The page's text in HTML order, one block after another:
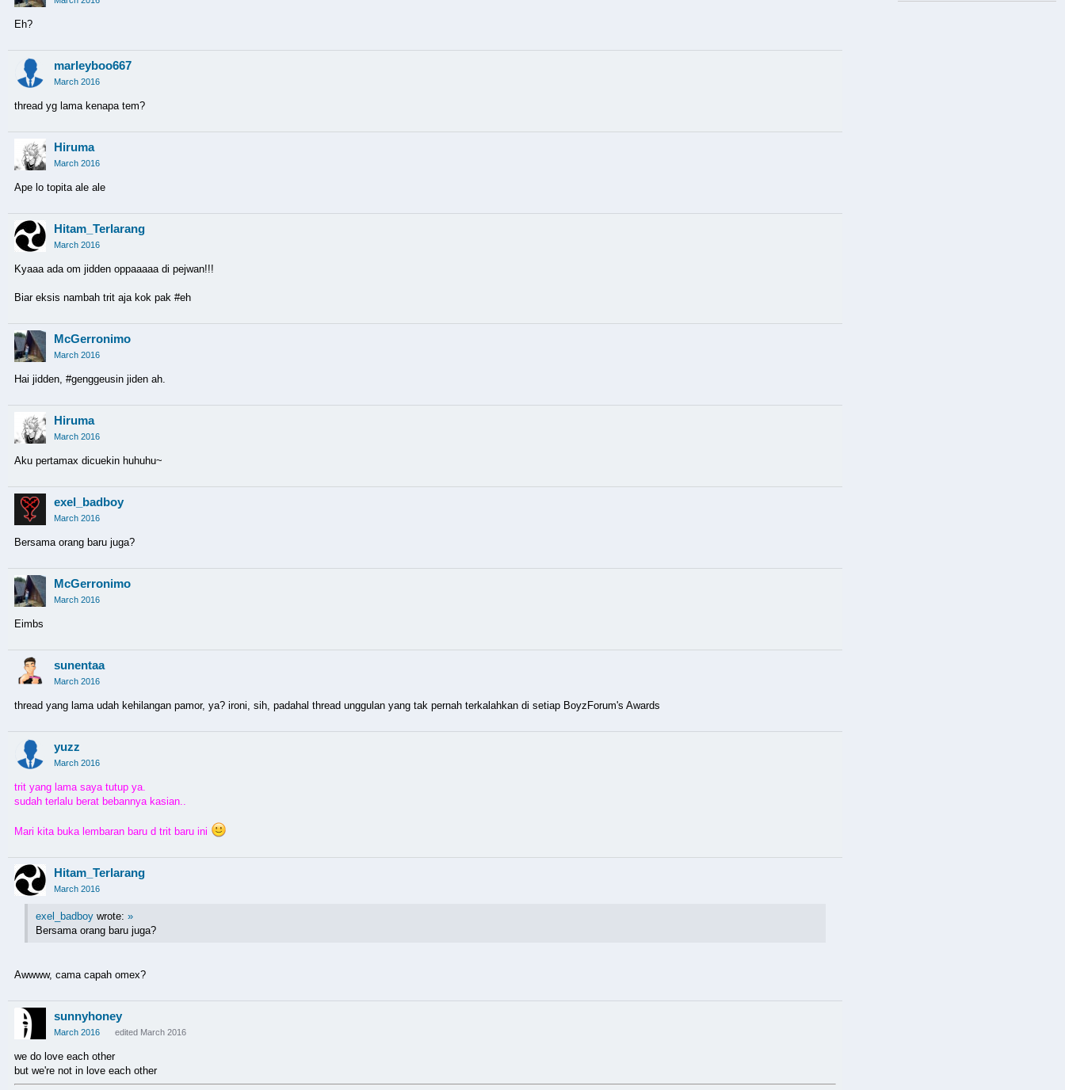
Eh?
marleyboo667
March 2016
thread yg lama kenapa tem?
Hiruma
March 2016
Ape lo topita ale ale
Hitam_Terlarang
March 2016
Kyaaa ada om jidden oppaaaaa di pejwan!!!
Biar eksis nambah trit aja kok pak #eh
McGerronimo
March 2016
Hai jidden, #genggeusin jiden ah.
Hiruma
March 2016
Aku pertamax dicuekin huhuhu~
exel_badboy
March 2016
Bersama orang baru juga?
McGerronimo
March 2016
Eimbs
sunentaa
March 2016
thread yang lama udah kehilangan pamor, ya? ironi, sih, padahal thread unggulan yang tak pernah terkalahkan di setiap BoyzForum's Awards
yuzz
March 2016
trit yang lama saya tutup ya.
sudah terlalu berat bebannya kasian..
Mari kita buka lembaran baru d trit baru ini
Hitam_Terlarang
March 2016
exel_badboy wrote: »
Bersama orang baru juga?
Awwww, cama capah omex?
sunnyhoney
March 2016 edited March 2016
we do love each other
but we're not in love each other